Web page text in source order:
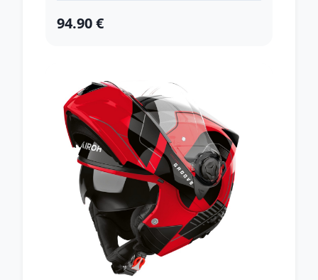
94.90 €